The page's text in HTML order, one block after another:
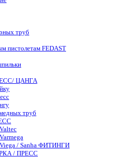
труб
пистолетам FEDAST
ЦАНГА
труб
/ Sanha ФИТИНГИ
/ ПРЕСС